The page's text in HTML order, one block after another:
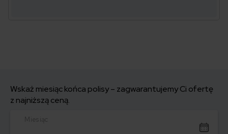
Wskaż miesiąc końca polisy – zagwarantujemy Ci ofertę
z najniższą ceną.
Miesiąc